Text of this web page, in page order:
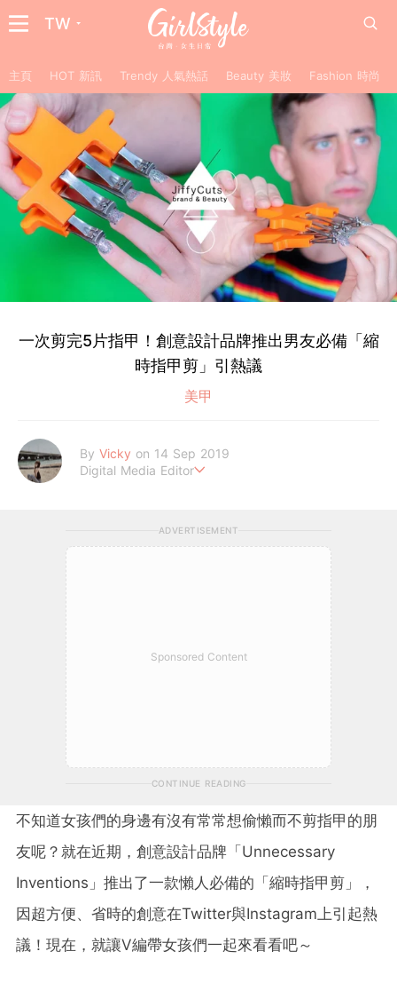
TW
主頁 HOT 新訊 Trendy 人氣熱話 Beauty 美妝 Fashion 時尚
一次剪完5片指甲！創意設計品牌推出男友必備「縮
時指甲剪」引熱議
美甲
By Vicky on 14 Sep 2019
Digital Media Editor
ADVERTISEMENT
Sponsored Content
CONTINUE READING
不知道女孩們的身邊有沒有常常想偷懶而不剪指甲的朋
友呢？就在近期，創意設計品牌「Unnecessary
Inventions」推出了一款懶人必備的「縮時指甲剪」，
因超方便、省時的創意在Twitter與Instagram上引起熱
議！現在，就讓V編帶女孩們一起來看看吧～